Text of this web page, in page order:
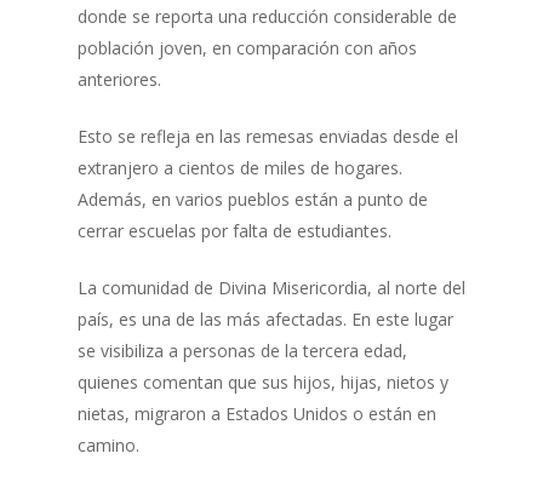
donde se reporta una reducción considerable de
población joven, en comparación con años
anteriores.
Esto se refleja en las remesas enviadas desde el
extranjero a cientos de miles de hogares.
Además, en varios pueblos están a punto de
cerrar escuelas por falta de estudiantes.
La comunidad de Divina Misericordia, al norte del
país, es una de las más afectadas. En este lugar
se visibiliza a personas de la tercera edad,
quienes comentan que sus hijos, hijas, nietos y
nietas, migraron a Estados Unidos o están en
camino.